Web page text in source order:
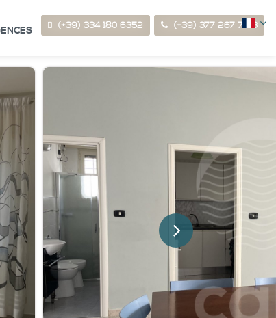
(+39) 334 180 6352 (+39) 377 267 7123